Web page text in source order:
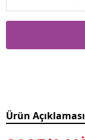
Ürün Açıklaması